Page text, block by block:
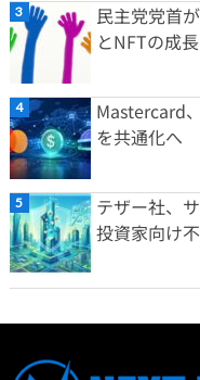
民主党党首
とNFTの成
Mastercard
を共通化へ
テザー社、
投資家向け